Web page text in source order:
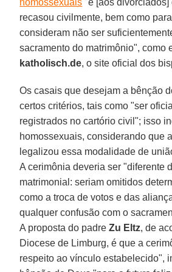
recasou civilmente, bem como
consideram não ser
sacramento do matrimônio", como
katholisch.de, o site oficial dos
Os casais que desejam a bênção
certos critérios, tais como "ser
registrados no cartório civil"; isso
homossexuais, considerando que a
legalizou essa modalidade de
A cerimônia deveria ser "diferente
matrimonial: seriam omitidos
como a troca de votos e das
qualquer confusão com o
A proposta do padreZu Eltz, de
Diocese de Limburg, é que a
respeito ao vínculo estabelecido",